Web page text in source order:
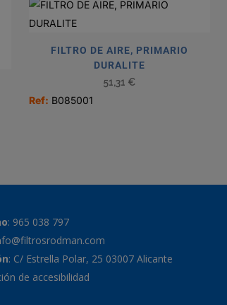
FILTRO DE AIRE, PRIMARIO
DURALITE
51,31 €
Ref: B085001
: 965 038 797
: C/ Estrella Polar, 25 03007 Alicante
de accesibilidad